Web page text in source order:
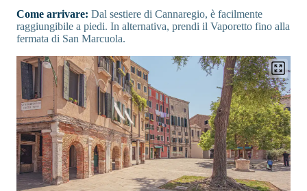
Come arrivare: Dal sestiere di Cannaregio, è facilmente
raggiungibile a piedi. In alternativa, prendi il Vaporetto fino alla
fermata di San Marcuola.